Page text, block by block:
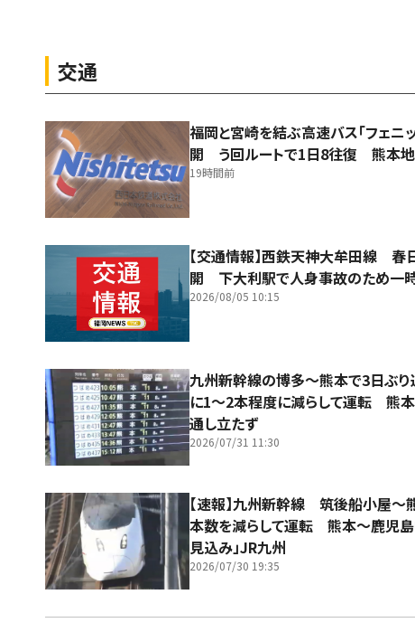
交通
福岡と宮崎を結ぶ高速バス「フェニ
開 う回ルートで1日8往復 熊本
19時間前
【交通情報】西鉄天神大牟田線 春
開 下大利駅で人身事故のため一
2026/08/05 10:15
九州新幹線の博多～熊本で3日ぶ
に1～2本程度に減らして運転 熊
通し立たず
2026/07/31 11:30
【速報】九州新幹線 筑後船小屋
本数を減らして運転 熊本～鹿児島
見込み」JR九州
2026/07/30 19:35